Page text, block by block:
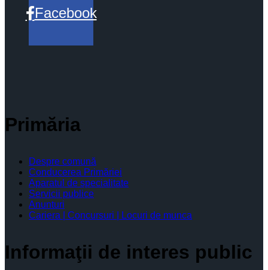
Facebook
Primăria
Despre comună
Conducerea Primăriei
Aparatul de specialitate
Servicii publice
Anunturi
Cariera | Concursuri | Locuri de munca
Informaţii de interes public